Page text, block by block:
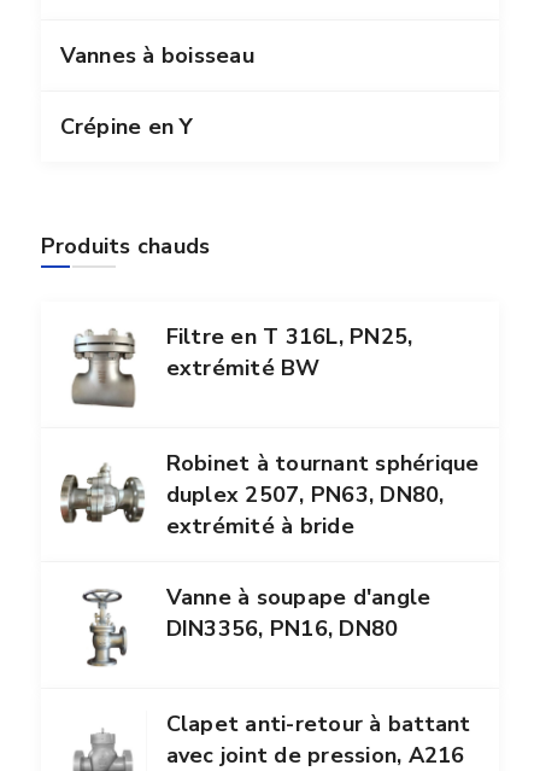
Vannes à boisseau
Crépine en Y
Produits chauds
Filtre en T 316L, PN25,
extrémité BW
Robinet à tournant sphérique
duplex 2507, PN63, DN80,
extrémité à bride
Vanne à soupape d'angle
DIN3356, PN16, DN80
Clapet anti-retour à battant
avec joint de pression, A216